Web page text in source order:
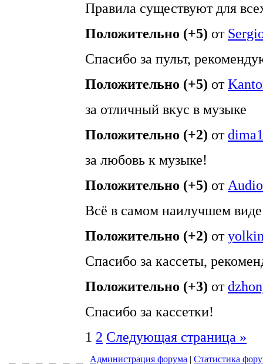
Правила существуют для
Положительно (+5) от
Спасибо за пульт,
Положительно (+5) от
за отличный вкус в музыке
Положительно (+2) от
за любовь к музыке!
Положительно (+5) от
Всё в самом наилучшем
Положительно (+2) от
Спасибо за кассеты,
Положительно (+3) от
Спасибо за кассетки!
1 2 Следующая страница »
Администрация форума | Статистика